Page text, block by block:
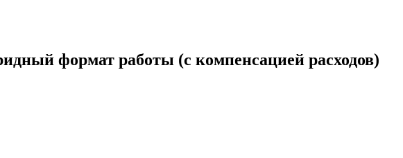
формат работы (с компенсацией расходов)